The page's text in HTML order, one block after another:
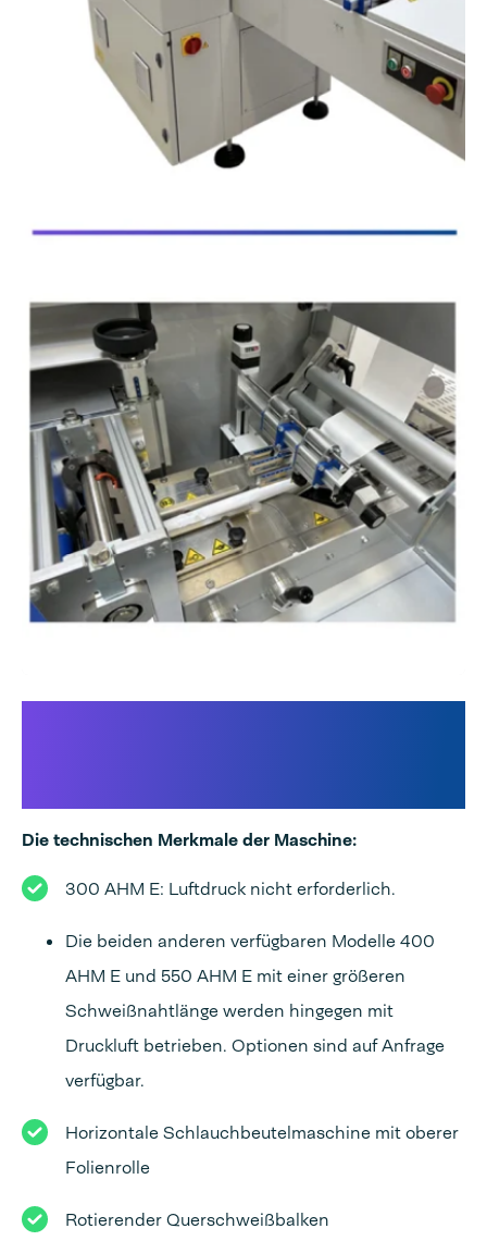
Die technischen Merkmale der Maschine:
300 AHM E: Luftdruck nicht erforderlich.
Die beiden anderen verfügbaren Modelle 400
AHM E und 550 AHM E mit einer größeren
Schweißnahtlänge werden hingegen mit
Druckluft betrieben. Optionen sind auf Anfrage
verfügbar.
Horizontale Schlauchbeutelmaschine mit oberer
Folienrolle
Rotierender Querschweißbalken